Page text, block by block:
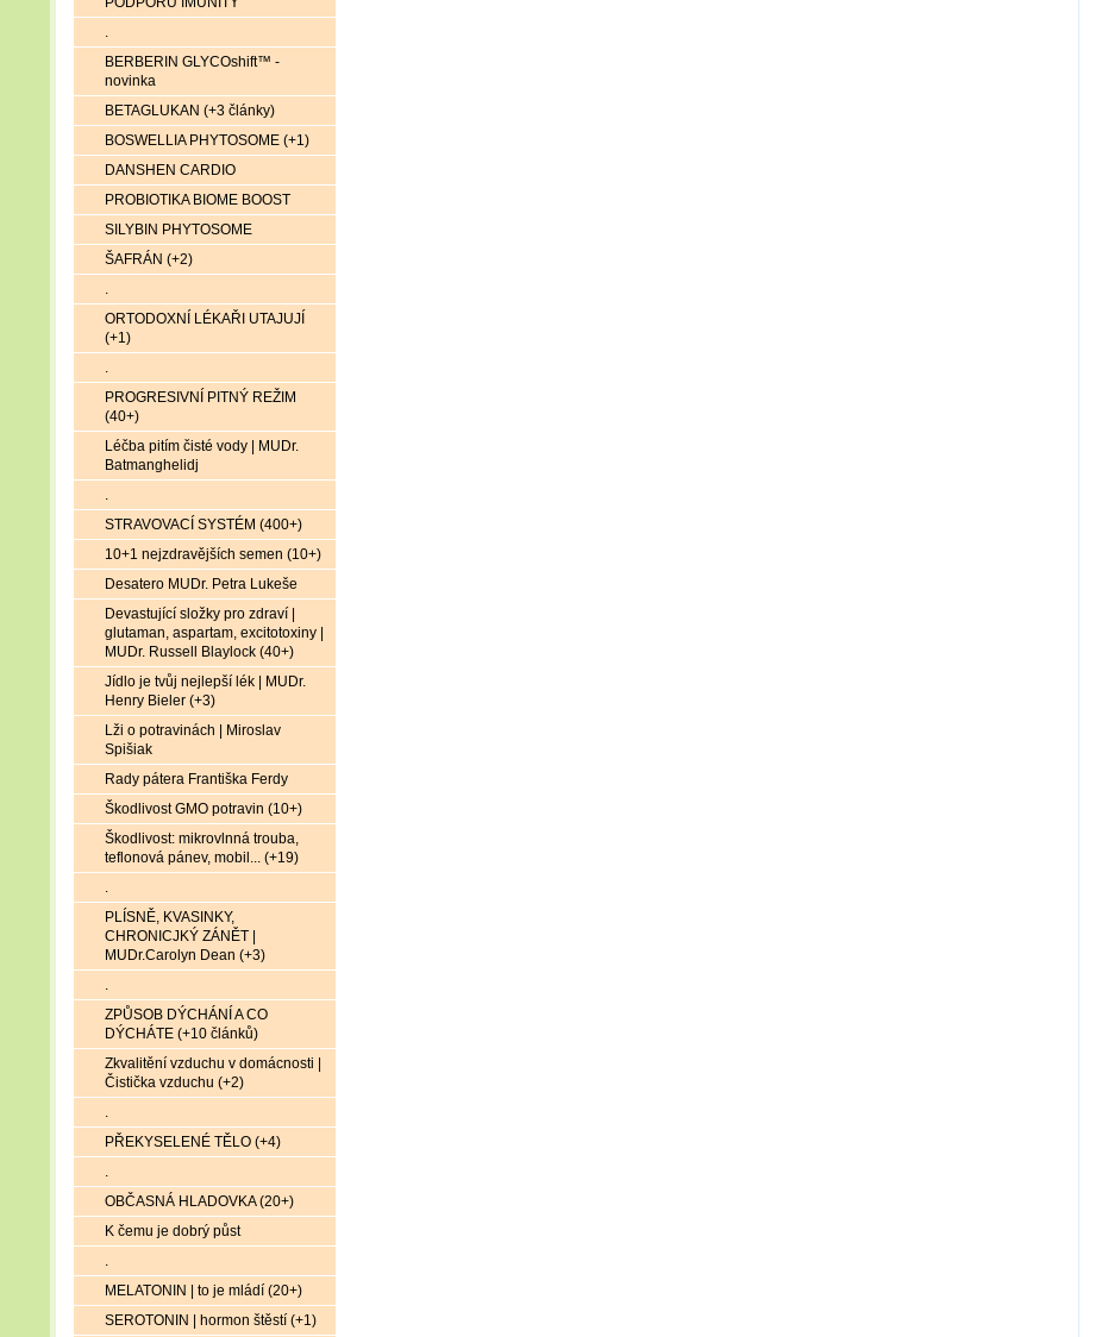
.
BERBERIN GLYCOshift™ -
novinka
BETAGLUKAN (+3 články)
BOSWELLIA PHYTOSOME (+1)
DANSHEN CARDIO
PROBIOTIKA BIOME BOOST
SILYBIN PHYTOSOME
ŠAFRÁN (+2)
.
ORTODOXNÍ LÉKAŘI UTAJUJÍ
(+1)
.
PROGRESIVNÍ PITNÝ REŽIM
(40+)
Léčba pitím čisté vody | MUDr.
Batmanghelidj
.
STRAVOVACÍ SYSTÉM (400+)
10+1 nejzdravějších semen (10+)
Desatero MUDr. Petra Lukeše
Devastující složky pro zdraví |
glutaman, aspartam, excitotoxiny |
MUDr. Russell Blaylock (40+)
Jídlo je tvůj nejlepší lék | MUDr.
Henry Bieler (+3)
Lži o potravinách | Miroslav
Spišiak
Rady pátera Františka Ferdy
Škodlivost GMO potravin (10+)
Škodlivost: mikrovlnná trouba,
teflonová pánev, mobil... (+19)
.
PLÍSNĚ, KVASINKY,
CHRONICJKÝ ZÁNĚT |
MUDr.Carolyn Dean (+3)
.
ZPŮSOB DÝCHÁNÍ A CO
DÝCHÁTE (+10 článků)
Zkvalitění vzduchu v domácnosti |
Čistička vzduchu (+2)
.
PŘEKYSELENÉ TĚLO (+4)
.
OBČASNÁ HLADOVKA (20+)
K čemu je dobrý půst
.
MELATONIN | to je mládí (20+)
SEROTONIN | hormon štěstí (+1)